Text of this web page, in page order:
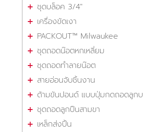
ชุดบล็อค 3/4"
เครื่องขัดเงา
PACKOUT™ Milwaukee
ชุดถอดน๊อตหกเหลี่ยม
ชุดถอดทำลายน๊อต
สายอ่อนจับชิ้นงาน
ด้ามขันปอนด์ แบบปุ่มกดถอดลูก
ชุดถอดลูกปืนสามขา
เหล็กส่งปิ้น